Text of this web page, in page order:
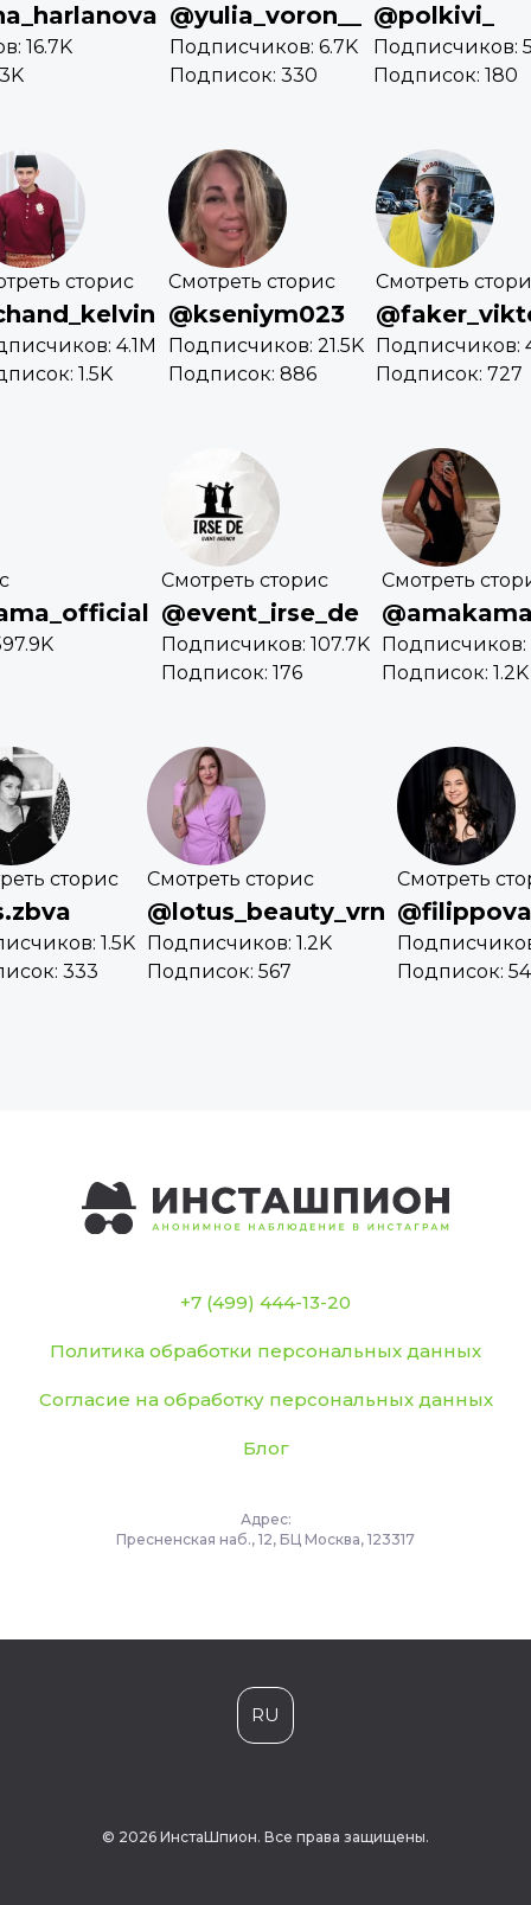
16.7K
@yulia_voron__
Подписчиков: 6.7K
Подписок: 330
@polkivi_
Подписчиков:
Подписок: 180
сторис
4.1M
1.5K
Смотреть сторис
@kseniym023
Подписчиков: 21.5K
Подписок: 886
Смотреть
Подписчиков:
Подписок: 727
Смотреть сторис
@event_irse_de
Подписчиков: 107.7K
Подписок: 176
Смотреть
Подписчиков:
Подписок: 1.2K
сторис
1.5K
333
Смотреть сторис
@lotus_beauty_vrn
Подписчиков: 1.2K
Подписок: 567
Смотреть
Подписок:
+7 (499) 444-13-20
Политика обработки персональных данных
Согласие на обработку персональных данных
Блог
Адрес:
Пресненская наб., 12, БЦ Москва, 123317
RU
© 2026 ИнстаШпион. Все права защищены.